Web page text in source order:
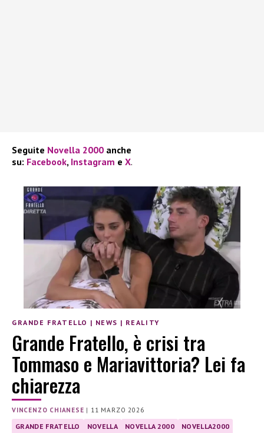
Seguite Novella 2000 anche
su: Facebook, Instagram e X.
GRANDE FRATELLO | NEWS | REALITY
Grande Fratello, è crisi tra
Tommaso e Mariavittoria? Lei fa
chiarezza
VINCENZO CHIANESE | 11 MARZO 2026
GRANDE FRATELLO NOVELLA NOVELLA 2000 NOVELLA2000